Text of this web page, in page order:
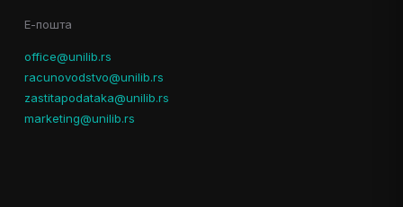
Е-пошта
office@unilib.rs
racunovodstvo@unilib.rs
zastitapodataka@unilib.rs
marketing@unilib.rs